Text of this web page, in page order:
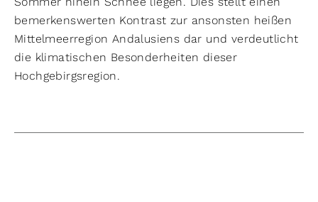
bemerkenswerten Kontrast zur ansonsten heißen
Mittelmeerregion Andalusiens dar und verdeutlicht
die klimatischen Besonderheiten dieser
Hochgebirgsregion.